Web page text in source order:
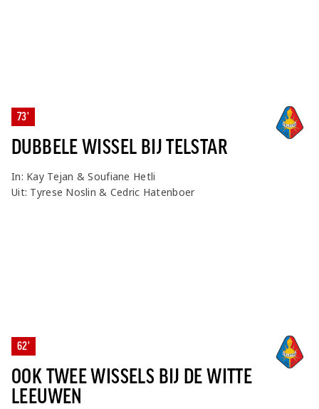
73'
DUBBELE WISSEL BIJ TELSTAR
In: Kay Tejan & Soufiane Hetli
Uit: Tyrese Noslin & Cedric Hatenboer
62'
OOK TWEE WISSELS BIJ DE WITTE
LEEUWEN